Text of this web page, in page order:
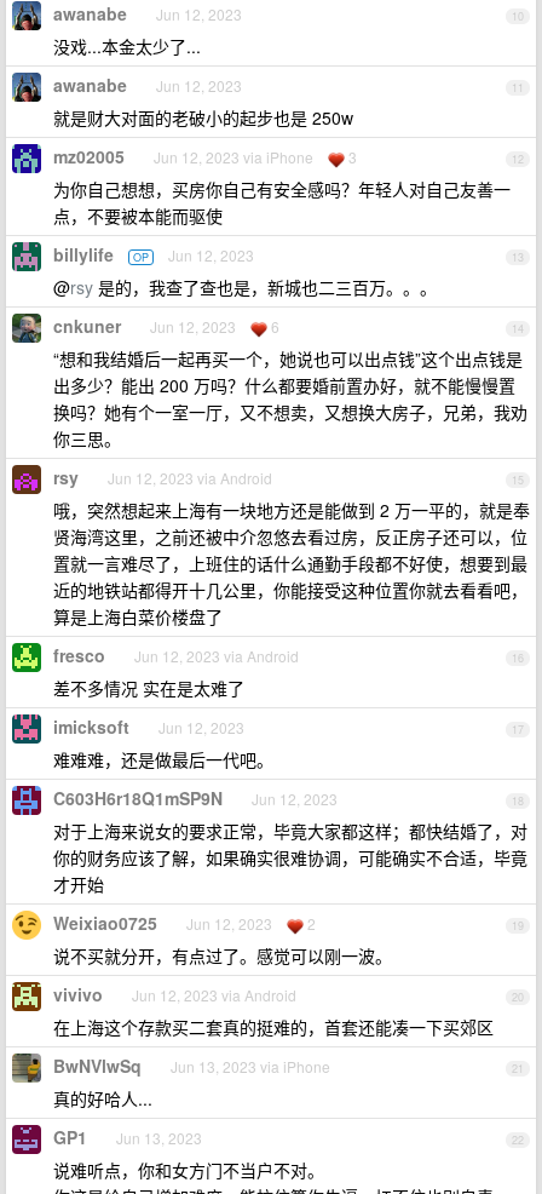
10
awanabe Jun 12, 2023
没戏...本金太少了...
11
awanabe Jun 12, 2023
就是财大对面的老破小的起步也是 250w
12
mz02005 Jun 12, 2023 via iPhone 3
为你自己想想，买房你自己有安全感吗？年轻人对自己友善一
点，不要被本能而驱使
13
billylife OP Jun 12, 2023
@rsy 是的，我查了查也是，新城也二三百万。。。
14
cnkuner Jun 12, 2023 6
“想和我结婚后一起再买一个，她说也可以出点钱”这个出点钱是
出多少？能出 200 万吗？什么都要婚前置办好，就不能慢慢置
换吗？她有个一室一厅，又不想卖，又想换大房子，兄弟，我劝
你三思。
15
rsy Jun 12, 2023 via Android
哦，突然想起来上海有一块地方还是能做到 2 万一平的，就是奉
贤海湾这里，之前还被中介忽悠去看过房，反正房子还可以，位
置就一言难尽了，上班住的话什么通勤手段都不好使，想要到最
近的地铁站都得开十几公里，你能接受这种位置你就去看看吧，
算是上海白菜价楼盘了
16
fresco Jun 12, 2023 via Android
差不多情况 实在是太难了
17
imicksoft Jun 12, 2023
难难难，还是做最后一代吧。
18
C603H6r18Q1mSP9N Jun 12, 2023
对于上海来说女的要求正常，毕竟大家都这样；都快结婚了，对
你的财务应该了解，如果确实很难协调，可能确实不合适，毕竟
才开始
19
Weixiao0725 Jun 12, 2023 2
说不买就分开，有点过了。感觉可以刚一波。
20
vivivo Jun 12, 2023 via Android
在上海这个存款买二套真的挺难的，首套还能凑一下买郊区
21
BwNVlwSq Jun 13, 2023 via iPhone
真的好哈人...
22
GP1 Jun 13, 2023
说难听点，你和女方门不当户不对。